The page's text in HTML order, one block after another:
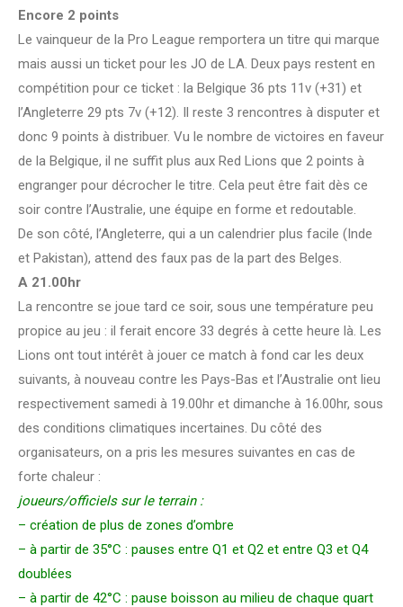
Encore 2 points
Le vainqueur de la Pro League remportera un titre qui marque
mais aussi un ticket pour les JO de LA. Deux pays restent en
compétition pour ce ticket : la Belgique 36 pts 11v (+31) et
l’Angleterre 29 pts 7v (+12). Il reste 3 rencontres à disputer et
donc 9 points à distribuer. Vu le nombre de victoires en faveur
de la Belgique, il ne suffit plus aux Red Lions que 2 points à
engranger pour décrocher le titre. Cela peut être fait dès ce
soir contre l’Australie, une équipe en forme et redoutable.
De son côté, l’Angleterre, qui a un calendrier plus facile (Inde
et Pakistan), attend des faux pas de la part des Belges.
A 21.00hr
La rencontre se joue tard ce soir, sous une température peu
propice au jeu : il ferait encore 33 degrés à cette heure là. Les
Lions ont tout intérêt à jouer ce match à fond car les deux
suivants, à nouveau contre les Pays-Bas et l’Australie ont lieu
respectivement samedi à 19.00hr et dimanche à 16.00hr, sous
des conditions climatiques incertaines. Du côté des
organisateurs, on a pris les mesures suivantes en cas de
forte chaleur :
joueurs/officiels sur le terrain :
– création de plus de zones d’ombre
– à partir de 35°C : pauses entre Q1 et Q2 et entre Q3 et Q4
doublées
– à partir de 42°C : pause boisson au milieu de chaque quart